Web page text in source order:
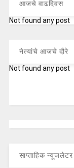
आजचे वाढदिवस
Not found any post
नेत्यांचे आजचे दौरे
Not found any post
साप्ताहिक